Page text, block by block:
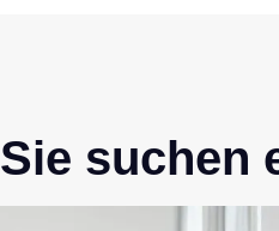
Sie suchen